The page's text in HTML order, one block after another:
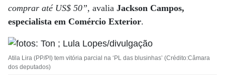
comprar até US$ 50”, avalia Jackson Campos,
especialista em Comércio Exterior.
Atila Lira (PP/PI) tem vitória parcial na ‘PL das blusinhas’ (Crédito:Câmara
dos deputados)